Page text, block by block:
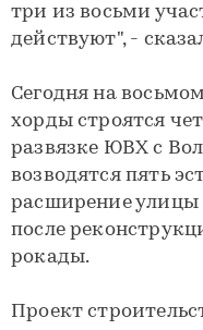
три из восьми
действуют", -
Сегодня на
хорды строятся
развязке ЮВХ с
возводятся пять
расширение улицы
после
рокады.
Проект